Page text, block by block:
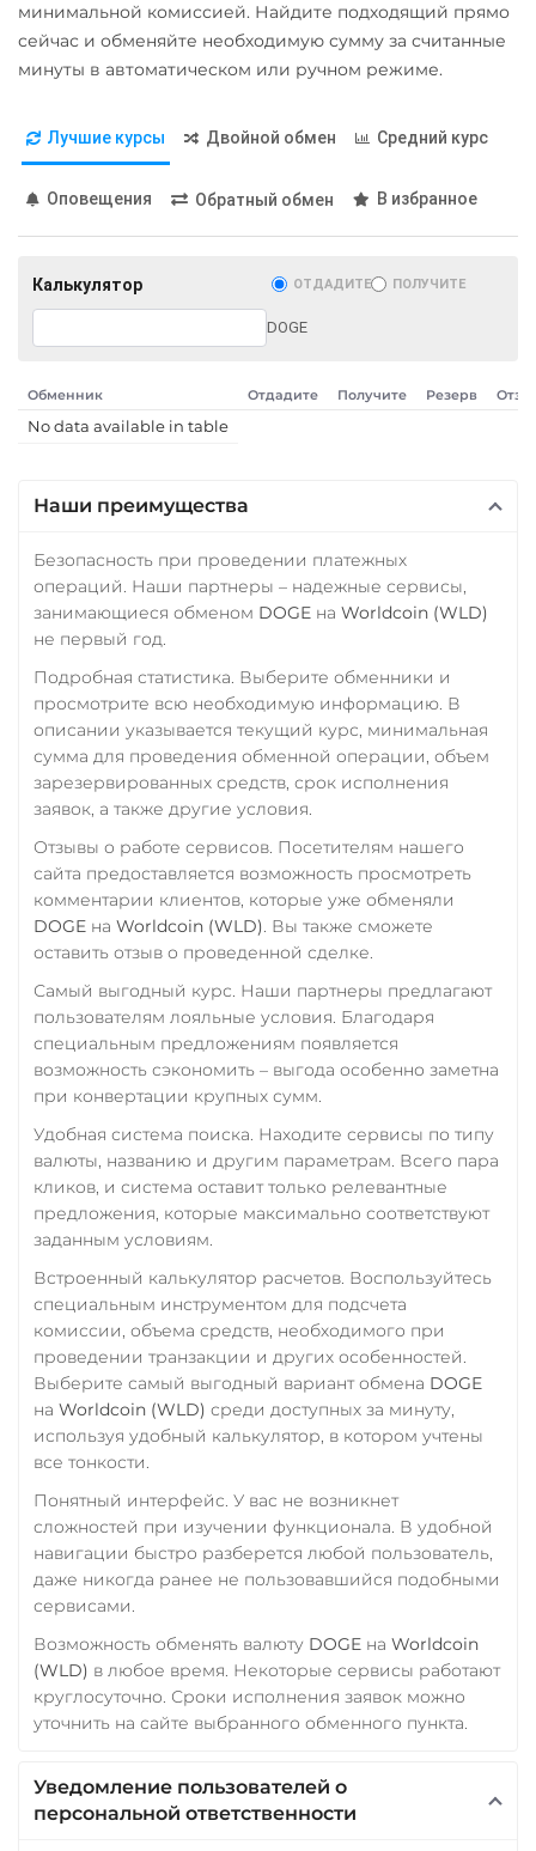
Ravencoin (RVN)
Ripple (XRP)
ERC20 BEP20
Solana (SOL)
Sushi
Tether (USDT)
Omni ERC20
TRC20
BEP20
SOL
POL
OP
TON NEAR
Tether Gold (XAUt)
Tezos (XTZ)
THETA
Tornado Cash (TORN)
Tron (TRX)
TrueUSD (TUSD)
ERC20 TRC20 BEP
TRUMP
Trust Wallet Token (TWT)
Uniswap (UNI)
ERC20
ERC20
TRC20
AVAX
SOL
CRONOS
ARB
BASE
RONIN
NEAR
XLM
SUI SONIC
Utopia USD (UUSD)
Verge (XVG)
WAVES
Wrapped Bitcoin (WBTC)
Wrapped Ethereum
ERC20 AVAXC
BASE
CRO
RONIN
Yearn.finance (YFI)
Zcash (ZEC)
AUD
ILS IDR
NZD
MYR
RON PHP
CZK
ARS
MXN SEK
BDT
ОТП Банк
USD EUR UAH
ПУМБ UAH
Райффайзен
RUB
РНКБ RUB
Россельхоз банк RUB
Русский Стандарт RUB
Сбербанк
RUB KZT QR RUB
СБП RUB
Совкомбанк RUB
RUB
EUR
Тинькофф
QR RUB
УкрСиббанк UAH
Фридом Банк KZT
Центр Кредит KZT
Элкарт KGS
минимальной комиссией. Найдите подходящий прямо
сейчас и обменяйте необходимую сумму за считанные
минуты в автоматическом или ручном режиме.
Лучшие курсы Двойной обмен Средний курс
Оповещения Обратный обмен В избранное
Калькулятор ОТДАДИТЕ ПОЛУЧИТЕ
DOGE
Обменник Отдадите Получите Резерв
No data available in table
Наши преимущества
Безопасность при проведении платежных
операций. Наши партнеры – надежные сервисы,
занимающиеся обменом DOGE на Worldcoin (WLD)
не первый год.
Подробная статистика. Выберите обменники и
просмотрите всю необходимую информацию. В
описании указывается текущий курс, минимальная
сумма для проведения обменной операции, объем
зарезервированных средств, срок исполнения
заявок, а также другие условия.
Отзывы о работе сервисов. Посетителям нашего
сайта предоставляется возможность просмотреть
комментарии клиентов, которые уже обменяли
DOGE на Worldcoin (WLD). Вы также сможете
оставить отзыв о проведенной сделке.
Самый выгодный курс. Наши партнеры предлагают
пользователям лояльные условия. Благодаря
специальным предложениям появляется
возможность сэкономить – выгода особенно заметна
при конвертации крупных сумм.
Удобная система поиска. Находите сервисы по типу
валюты, названию и другим параметрам. Всего пара
кликов, и система оставит только релевантные
предложения, которые максимально соответствуют
заданным условиям.
Встроенный калькулятор расчетов. Воспользуйтесь
специальным инструментом для подсчета
комиссии, объема средств, необходимого при
проведении транзакции и других особенностей.
Выберите самый выгодный вариант обмена DOGE
на Worldcoin (WLD) среди доступных за минуту,
используя удобный калькулятор, в котором учтены
все тонкости.
Понятный интерфейс. У вас не возникнет
сложностей при изучении функционала. В удобной
навигации быстро разберется любой пользователь,
даже никогда ранее не пользовавшийся подобными
сервисами.
Возможность обменять валюту DOGE на Worldcoin
(WLD) в любое время. Некоторые сервисы работают
круглосуточно. Сроки исполнения заявок можно
уточнить на сайте выбранного обменного пункта.
Уведомление пользователей о
персональной ответственности